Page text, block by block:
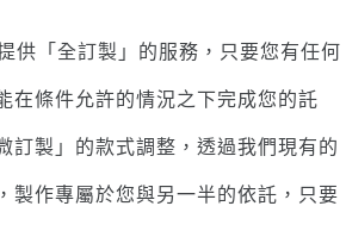
供「全訂製」的服務，只要您有任何
在條件允許的情況之下完成您的託
訂製」的款式調整，透過我們現有的
製作專屬於您與另一半的依託，只要